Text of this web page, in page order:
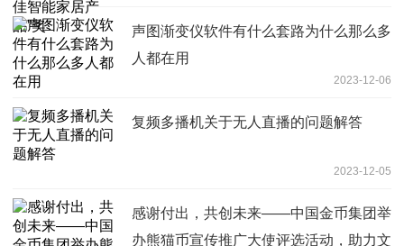
声图渐变仪软件有什么套路为什么那么多
人都在用
2023-12-06
复频多播机关于无人直播的问题解答
2023-12-05
感谢付出，共创未来——中国金币集团举
办熊猫币宣传推广大使评选活动，助力文